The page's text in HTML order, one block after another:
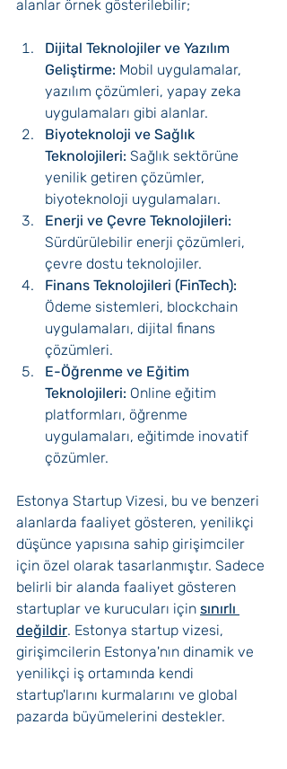
alanlar örnek gösterilebilir;
Dijital Teknolojiler ve Yazılım
Geliştirme: Mobil uygulamalar,
yazılım çözümleri, yapay zeka
uygulamaları gibi alanlar.
Biyoteknoloji ve Sağlık
Teknolojileri: Sağlık sektörüne
yenilik getiren çözümler,
biyoteknoloji uygulamaları.
Enerji ve Çevre Teknolojileri:
Sürdürülebilir enerji çözümleri,
çevre dostu teknolojiler.
Finans Teknolojileri (FinTech):
Ödeme sistemleri, blockchain
uygulamaları, dijital finans
çözümleri.
E-Öğrenme ve Eğitim
Teknolojileri: Online eğitim
platformları, öğrenme
uygulamaları, eğitimde inovatif
çözümler.
Estonya Startup Vizesi, bu ve benzeri
alanlarda faaliyet gösteren, yenilikçi
düşünce yapısına sahip girişimciler
için özel olarak tasarlanmıştır. Sadece
belirli bir alanda faaliyet gösteren
startuplar ve kurucuları için sınırlı
değildir. Estonya startup vizesi,
girişimcilerin Estonya'nın dinamik ve
yenilikçi iş ortamında kendi
startup'larını kurmalarını ve global
pazarda büyümelerini destekler.